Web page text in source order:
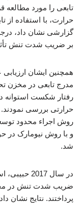
تابعی را مورد
حرارت، با استفاده از
گزارشی نشان داد،
بر ضریب شدت تنش
همچنین ایشان
رفتار شکست استوانه
حرارتی بررسی نمودند.
روش اجراء محدود
و با روش نیومارک
شد.
ضریب شدت تنش در
پرداختند. نتایج